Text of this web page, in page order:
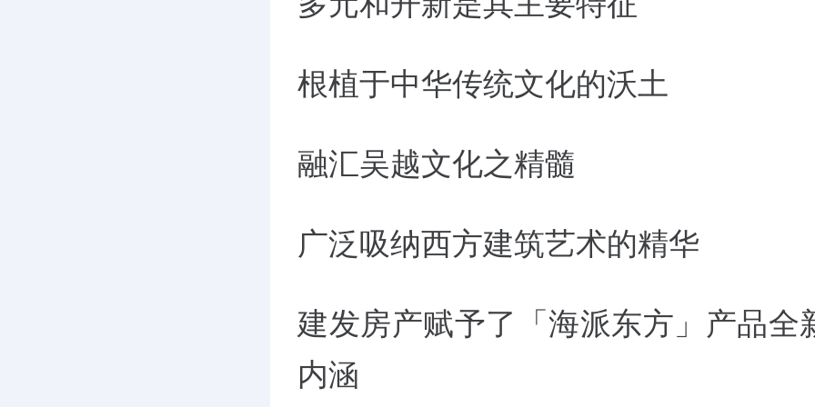
根植于中华传统文化的沃土
融汇吴越文化之精髓
广泛吸纳西方建筑艺术的精华
建发房产赋予了「海派东方」产品全
内涵